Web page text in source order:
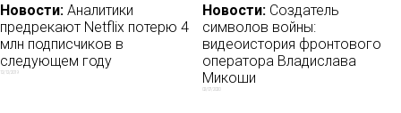
Новости: Аналитики
предрекают Netflix потерю 4
млн подписчиков в
следующем году
12/12/2019
Новости: Создатель
символов войны:
видеоистория фронтового
оператора Владислава
Микоши
02/07/2020